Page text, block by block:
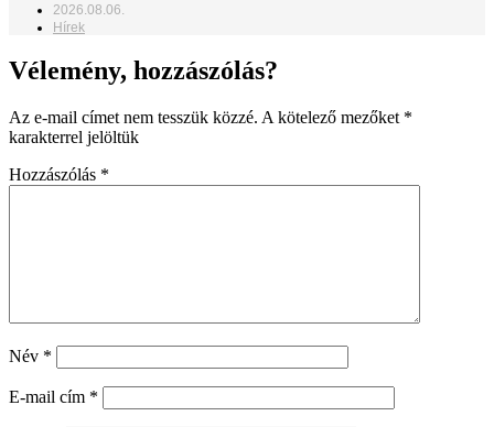
2026.08.06.
Hírek
Vélemény, hozzászólás?
Az e-mail címet nem tesszük közzé. A kötelező mezőket *
karakterrel jelöltük
Hozzászólás *
Név *
E-mail cím *